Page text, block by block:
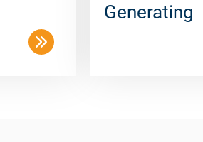
Generating